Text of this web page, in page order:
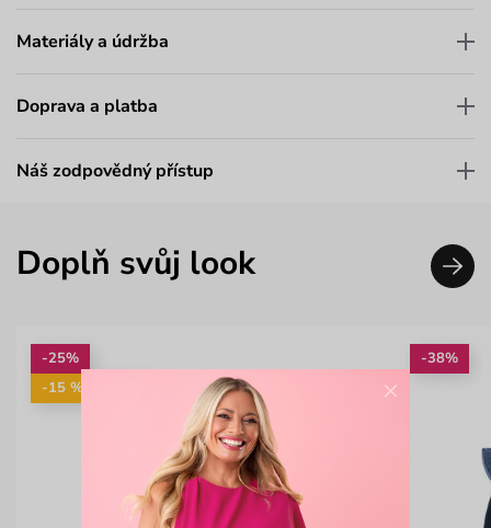
Materiály a údržba
Doprava a platba
Náš zodpovědný přístup
Doplň svůj look
-25%
-15 %: KAB15
-38%
×